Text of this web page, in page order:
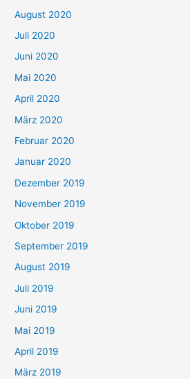
August 2020
Juli 2020
Juni 2020
Mai 2020
April 2020
März 2020
Februar 2020
Januar 2020
Dezember 2019
November 2019
Oktober 2019
September 2019
August 2019
Juli 2019
Juni 2019
Mai 2019
April 2019
März 2019